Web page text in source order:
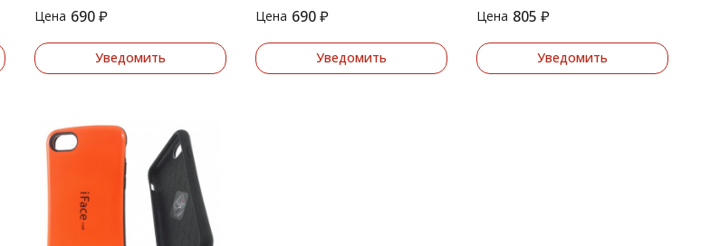
Цена 690 ₽
Уведомить
Цена 690 ₽
Уведомить
Цена 805 ₽
Уведомить